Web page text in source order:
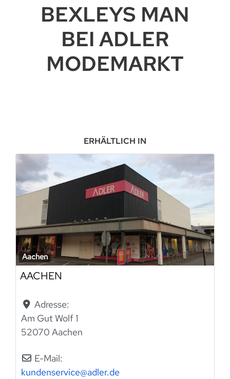
BEXLEYS MAN
BEI ADLER
MODEMARKT
ERHÄLTLICH IN
Aachen
AACHEN
Adresse:
Am Gut Wolf 1
52070 Aachen
E-Mail:
kundenservice@adler.de